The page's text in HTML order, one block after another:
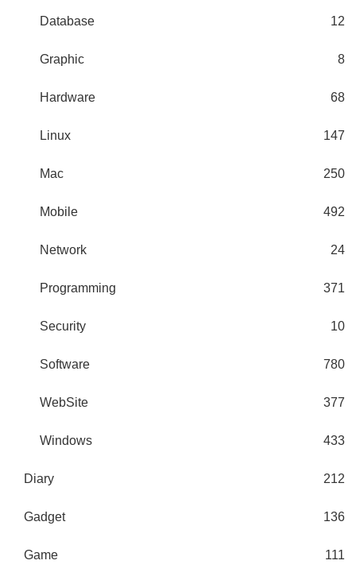
Database 12
Graphic 8
Hardware 68
Linux 147
Mac 250
Mobile 492
Network 24
Programming 371
Security 10
Software 780
WebSite 377
Windows 433
Diary 212
Gadget 136
Game 111